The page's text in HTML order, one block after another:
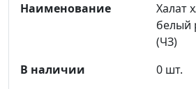
Халат
белый
(ЧЗ)
0 шт.